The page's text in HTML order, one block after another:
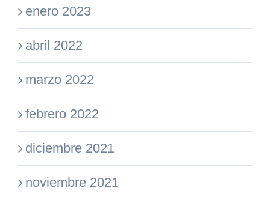
enero 2023
abril 2022
marzo 2022
febrero 2022
diciembre 2021
noviembre 2021